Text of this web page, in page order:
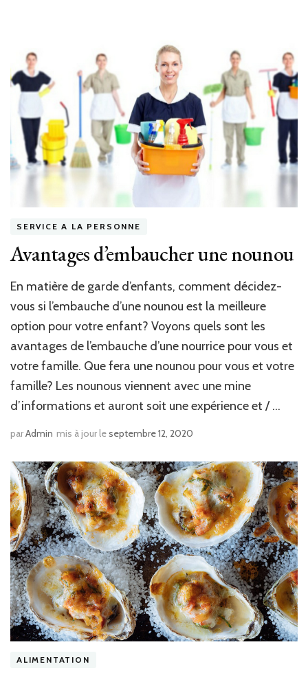
SERVICE A LA PERSONNE
Avantages d’embaucher une nounou
En matière de garde d’enfants, comment décidez-
vous si l’embauche d’une nounou est la meilleure
option pour votre enfant? Voyons quels sont les
avantages de l’embauche d’une nourrice pour vous et
votre famille. Que fera une nounou pour vous et votre
famille? Les nounous viennent avec une mine
d’informations et auront soit une expérience et / …
parAdmin mis à jour leseptembre 12, 2020
ALIMENTATION